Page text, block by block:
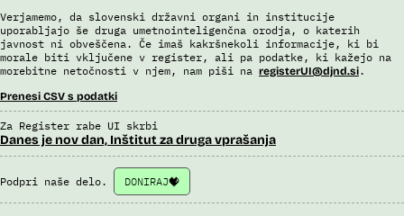
Verjamemo, da slovenski državni organi in institucije
uporabljajo še druga umetnointeligenčna orodja, o katerih
javnost ni obveščena. Če imaš kakršnekoli informacije, ki bi
morale biti vključene v register, ali pa podatke, ki kažejo na
morebitne netočnosti v njem, nam piši na registerUI@djnd.si.
Prenesi CSV s podatki
Za Register rabe UI skrbi
Danes je nov dan, Inštitut za druga vprašanja
Podpri naše delo. DONIRAJ